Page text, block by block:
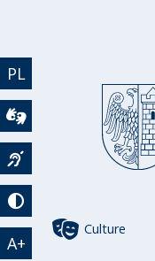
PL
Wideotłumacz
Język migowy
Tryb kontrastowy
A+
Culture